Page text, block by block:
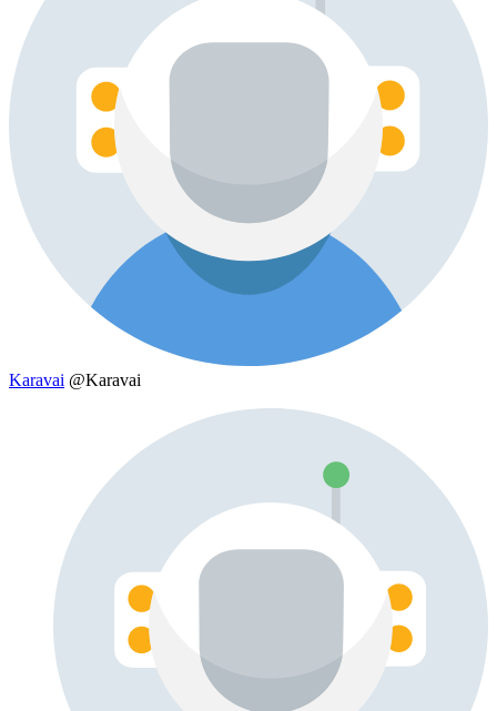
Karavai @Karavai